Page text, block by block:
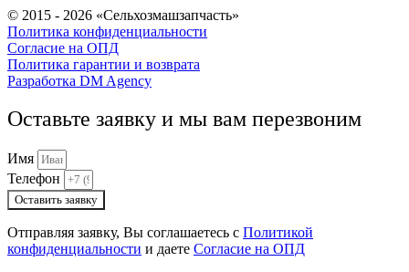
© 2015 - 2026 «Сельхозмашзапчасть»
Политика конфиденциальности
Согласие на ОПД
Политика гарантии и возврата
Разработка DM Agency
Оставьте заявку и мы вам перезвоним
Имя
Телефон
Оставить заявку
Отправляя заявку, Вы соглашаетесь с Политикой
конфиденциальности и даете Согласие на ОПД